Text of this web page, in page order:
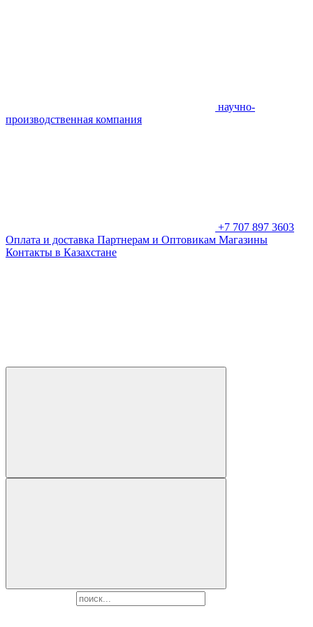
научно-
производственная компания
+7 707 897 3603
Оплата и доставка Партнерам и Оптовикам Магазины
Контакты в Казахстане